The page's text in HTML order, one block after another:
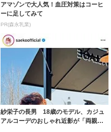
アマゾンで大人気！血圧対策はコーヒ
ーに足してみて
PR(森永乳業)
紗栄子の長男 18歳のモデル、カジュ
アルコーデのおしゃれ近影が「両親の